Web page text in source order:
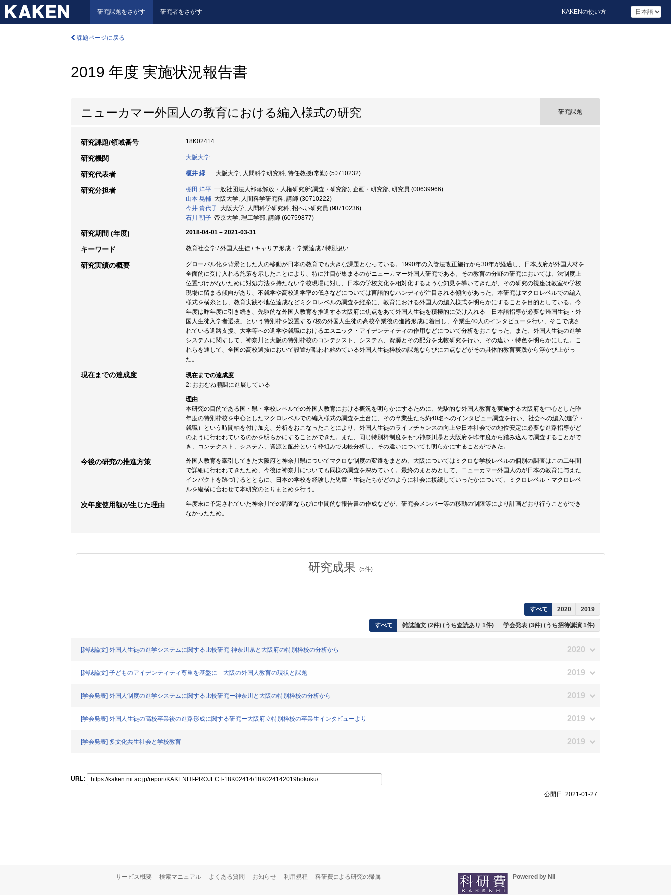
研究課題をさがす 研究者をさがす KAKENの使い方
課題ページに戻る
2019 年度 実施状況報告書
ニューカマー外国人の教育における編入様式の研究 研究課題
研究課題/領域番号 18K02414
研究機関 大阪大学
研究代表者 榎井 縁 大阪大学, 人間科学研究科, 特任教授(常勤) (50710232)
研究分担者 棚田 洋平 一般社団法人部落解放・人権研究所(調査・研究部), 企画・研究部, 研究員 (00639966)
山本 晃輔 大阪大学, 人間科学研究科, 講師 (30710222)
今井 貴代子 大阪大学, 人間科学研究科, 招へい研究員 (90710236)
石川 朝子 帝京大学, 理工学部, 講師 (60759877)
研究期間 (年度) 2018-04-01 – 2021-03-31
キーワード 教育社会学 / 外国人生徒 / キャリア形成・学業達成 / 特別扱い
研究実績の概要
グローバル化を背景とした人の移動が日本の教育でも大きな課題となっている。1990年の入管法改正施行から30年が経過し、日本政府が外国人材を
全面的に受け入れる施策を示したことにより、特に注目が集まるのがニューカマー外国人研究である。その教育の分野の研究においては、法制度上
位置づけがないために対処方法を持たない学校現場に対し、日本の学校文化を相対化するような知見を導いてきたが、その研究の視座は教室や学校
現場に留まる傾向があり、不就学や高校進学率の低さなどについては言語的なハンディが注目される傾向があった。本研究はマクロレベルでの編入
様式を横糸とし、教育実践や地位達成などミクロレベルの調査を縦糸に、教育における外国人の編入様式を明らかにすることを目的としている。今
年度は昨年度に引き続き、先駆的な外国人教育を推進する大阪府に焦点をあて外国人生徒を積極的に受け入れる「日本語指導が必要な帰国生徒・外
国人生徒入学者選抜」という特別枠を設置する7校の外国人生徒の高校卒業後の進路形成に着目し、卒業生40人のインタビューを行い、そこで成さ
れている進路支援、大学等への進学や就職におけるエスニック・アイデンティティの作用などについて分析をおこなった。また、外国人生徒の進学
システムに関すして、神奈川と大阪の特別枠校のコンテクスト、システム、資源とその配分を比較研究を行い、その違い・特色を明らかにした。こ
れらを通して、全国の高校選抜において設置が唱われ始めている外国人生徒枠校の課題ならびに力点などがその具体的教育実践から浮かび上がっ
た。
現在までの達成度
現在までの達成度
2: おおむね順調に進展している
理由
本研究の目的である国・県・学校レベルでの外国人教育における概況を明らかにするために、先駆的な外国人教育を実施する大阪府を中心とした昨
年度の特別枠校を中心としたマクロレベルでの編入様式の調査を土台に、その卒業生たち約40名へのインタビュー調査を行い、社会への編入(進学・
就職）という時間軸を付け加え、分析をおこなったことにより、外国人生徒のライフチャンスの向上や日本社会での地位安定に必要な進路指導がど
のように行われているのかを明らかにすることができた。また、同じ特別枠制度をもつ神奈川県と大阪府を昨年度から踏み込んで調査することがで
き、コンテクスト、システム、資源と配分という枠組みで比較分析し、その違いについても明らかにすることができた。
今後の研究の推進方策
外国人教育を牽引してきた大阪府と神奈川県についてマクロな制度の変遷をまとめ、大阪についてはミクロな学校レベルの個別の調査はこの二年間
で詳細に行われてきたため、今後は神奈川についても同様の調査を深めていく。最終のまとめとして、ニューカマー外国人のが日本の教育に与えた
インパクトを跡づけるとともに、日本の学校を経験した児童・生徒たちがどのように社会に接続していったかについて、ミクロレベル・マクロレベ
ルを縦横に合わせて本研究のとりまとめを行う。
次年度使用額が生じた理由
年度末に予定されていた神奈川での調査ならびに中間的な報告書の作成などが、研究会メンバー等の移動の制限等により計画どおり行うことができ
なかったため。
研究成果 (5件)
すべて 2020 2019
すべて 雑誌論文 (2件) (うち査読あり 1件) 学会発表 (3件) (うち招待講演 1件)
[雑誌論文] 外国人生徒の進学システムに関する比較研究-神奈川県と大阪府の特別枠校の分析から 2020
[雑誌論文] 子どものアイデンティティ尊重を基盤に 大阪の外国人教育の現状と課題 2019
[学会発表] 外国人制度の進学システムに関する比較研究ー神奈川と大阪の特別枠校の分析から 2019
[学会発表] 外国人生徒の高校卒業後の進路形成に関する研究ー大阪府立特別枠校の卒業生インタビューより 2019
[学会発表] 多文化共生社会と学校教育 2019
URL:
公開日: 2021-01-27
サービス概要 検索マニュアル よくある質問 お知らせ 利用規程 科研費による研究の帰属 Powered by NII